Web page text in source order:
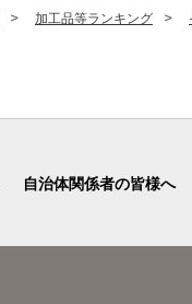
加工品等ランキング
自治体関係者の皆様へ